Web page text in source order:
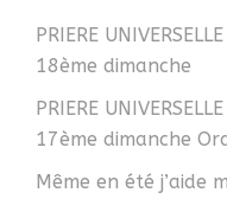
PRIERE
18ème dimanche
PRIERE
17ème dimanche
Même en été j’aide